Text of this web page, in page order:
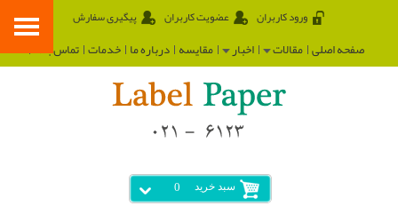
ورود کاربران عضویت کاربران پیگیری سفارش
صفحه اصلی مقالات اخبار مقایسه درباره ما خدمات تماس با ما
سبد خرید 0